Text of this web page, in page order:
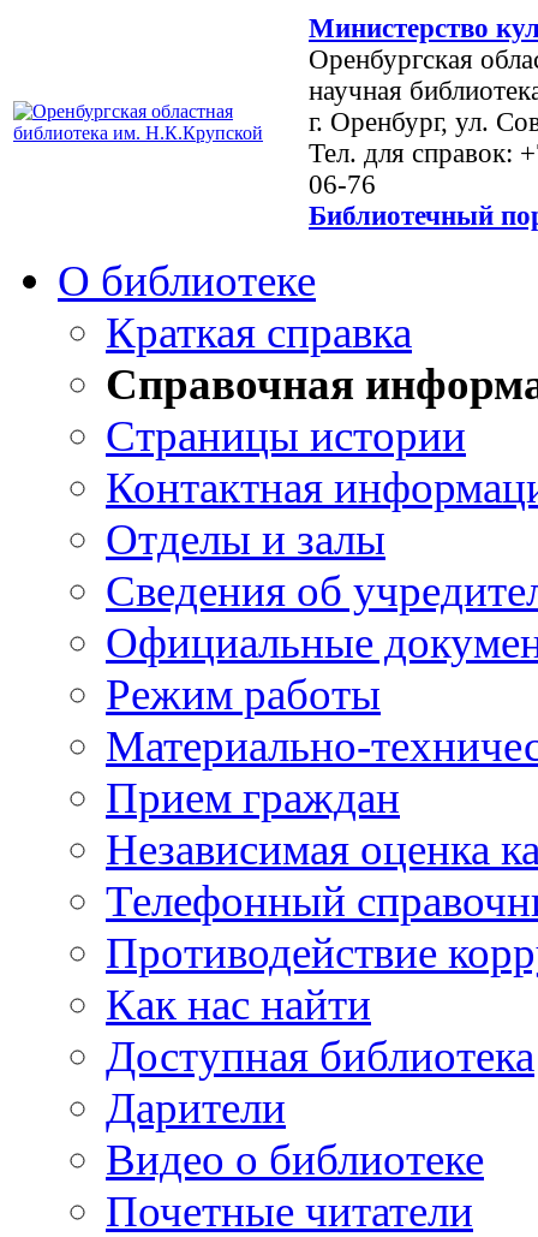
Министерство
Оренбургская
научная
г. Оренбург, ул.
Тел. для справок:
06-76
Библиотечный
О библиотеке
Краткая справка
Справочная
Страницы истории
Контактная
Отделы и залы
Сведения об
Официальные
Режим работы
Материально-
Прием граждан
Независимая оценка
Телефонный
Противодействие
Как нас найти
Доступная библиотека
Дарители
Видео о библиотеке
Почетные читатели